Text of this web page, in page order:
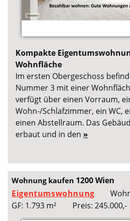
Kompakte
Wohnfläche
Im ersten Obergeschoss
Nummer 3 mit einer
verfügt über einen Vorraum,
Wohn-/Schlafzimmer, ein WC,
einen Abstellraum. Das
erbaut und in den »
Wohnung kaufen 1200 Wien
Eigentumswohnung
GF: 1.793 m²
Preis: 245.000,-